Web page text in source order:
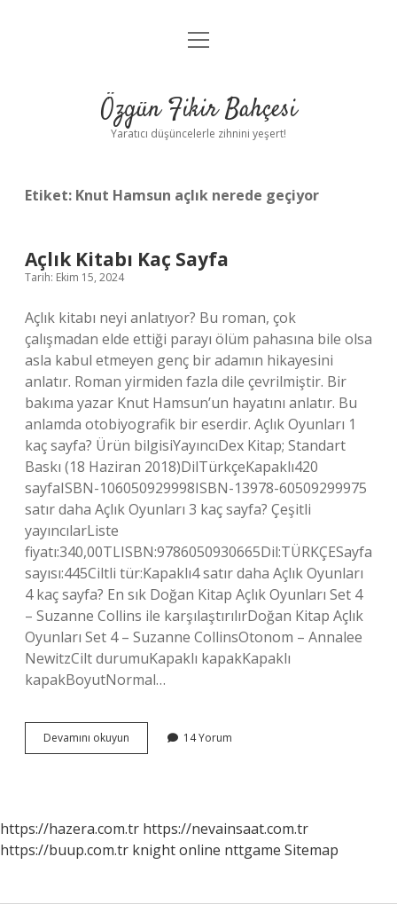
Anasayfa
Yasal Uyarı
menüyü
Özgün Fikir Bahçesi
Yaratıcı düşüncelerle zihnini yeşert!
Etiket: Knut Hamsun açlık nerede geçiyor
Açlık Kitabı Kaç Sayfa
Tarih: Ekim 15, 2024
Açlık kitabı neyi anlatıyor? Bu roman, çok
çalışmadan elde ettiği parayı ölüm pahasına bile olsa
asla kabul etmeyen genç bir adamın hikayesini
anlatır. Roman yirmiden fazla dile çevrilmiştir. Bir
bakıma yazar Knut Hamsun’un hayatını anlatır. Bu
anlamda otobiyografik bir eserdir. Açlık Oyunları 1
kaç sayfa? Ürün bilgisiYayıncı‎Dex Kitap; Standart
Baskı (18 Haziran 2018)Dil‎TürkçeKapaklı‎420
sayfaISBN-10‎6050929998ISBN-13‎978-60509299975
satır daha Açlık Oyunları 3 kaç sayfa? Çeşitli
yayıncılarListe
fiyatı:340,00TLISBN:9786050930665Dil:TÜRKÇESayfa
sayısı:445Ciltli tür:Kapaklı4 satır daha Açlık Oyunları
4 kaç sayfa? En sık Doğan Kitap Açlık Oyunları Set 4
– Suzanne Collins ile karşılaştırılırDoğan Kitap Açlık
Oyunları Set 4 – Suzanne CollinsOtonom – Annalee
NewitzCilt durumuKapaklı kapakKapaklı
kapakBoyutNormal…
Devamını okuyun
Kitabı
14 Yorum
https://hazera.com.tr https://nevainsaat.com.tr
https://buup.com.tr knight online nttgame Sitemap